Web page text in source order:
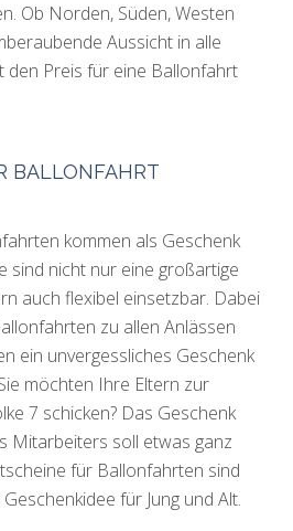
Ob Norden, Süden, Westen
Aussicht in alle
den Preis für eine Ballonfahrt
BALLONFAHRT
kommen als Geschenk
sind nicht nur eine großartige
auch flexibel einsetzbar. Dabei
zu allen Anlässen
ein unvergessliches Geschenk
möchten Ihre Eltern zur
7 schicken? Das Geschenk
Mitarbeiters soll etwas ganz
für Ballonfahrten sind
für Jung und Alt.